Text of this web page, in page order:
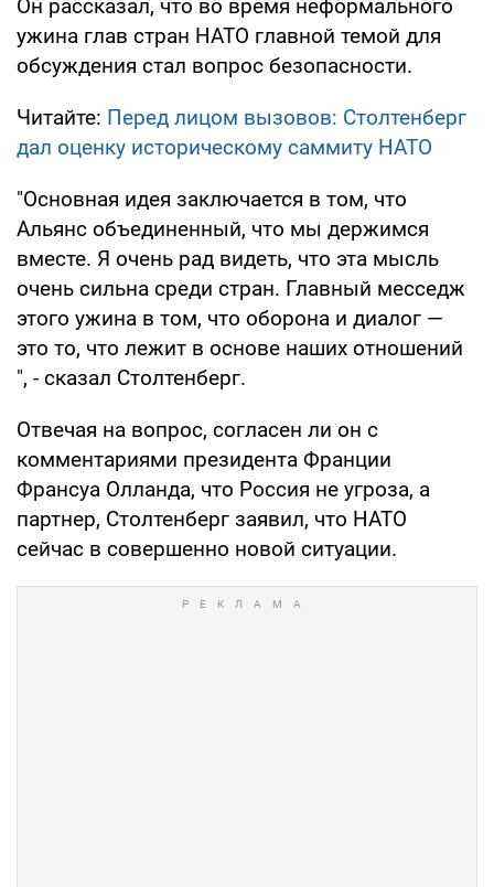
Он рассказал, что во время неформального
ужина глав стран НАТО главной темой для
обсуждения стал вопрос безопасности.
Читайте: Перед лицом вызовов: Столтенберг
дал оценку историческому саммиту НАТО
"Основная идея заключается в том, что
Альянс объединенный, что мы держимся
вместе. Я очень рад видеть, что эта мысль
очень сильна среди стран. Главный месседж
этого ужина в том, что оборона и диалог —
это то, что лежит в основе наших отношений
", - сказал Столтенберг.
Отвечая на вопрос, согласен ли он с
комментариями президента Франции
Франсуа Олланда, что Россия не угроза, а
партнер, Столтенберг заявил, что НАТО
сейчас в совершенно новой ситуации.